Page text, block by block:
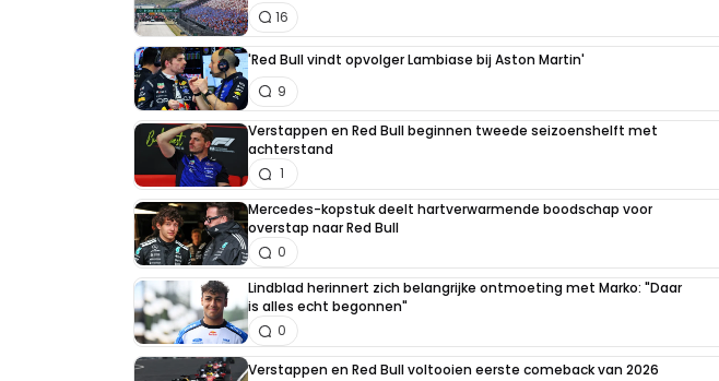
16
'Red Bull vindt opvolger Lambiase bij Aston Martin'
9
Verstappen en Red Bull beginnen tweede seizoenshelft met
achterstand
1
Mercedes-kopstuk deelt hartverwarmende boodschap voor
overstap naar Red Bull
0
Lindblad herinnert zich belangrijke ontmoeting met Marko: "Daar
is alles echt begonnen"
0
Verstappen en Red Bull voltooien eerste comeback van 2026